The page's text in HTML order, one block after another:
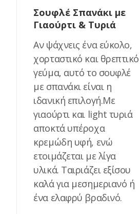
Σουφλέ Σπανάκι με
Γιαούρτι & Τυριά
Αν ψάχνεις ένα εύκολο,
χορταστικό και θρεπτικό
γεύμα, αυτό το σουφλέ
με σπανάκι είναι η
ιδανική επιλογή.Με
γιαούρτι και light τυριά
αποκτά υπέροχα
κρεμώδη υφή, ενώ
ετοιμάζεται με λίγα
υλικά. Ταιριάζει εξίσου
καλά για μεσημεριανό ή
ένα ελαφρύ βραδινό.